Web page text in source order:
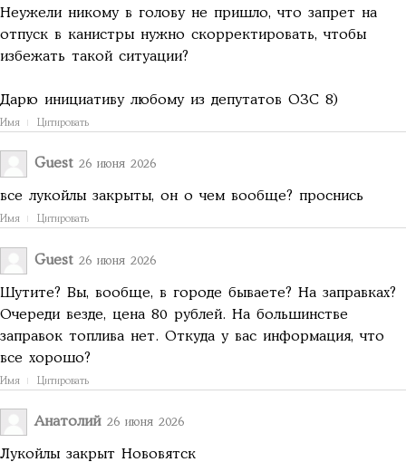
Неужели никому в голову не пришло, что запрет на
отпуск в канистры нужно скорректировать, чтобы
избежать такой ситуации?
Дарю инициативу любому из депутатов ОЗС 8)
Имя Цитировать
Guest 26 июня 2026
все лукойлы закрыты, он о чем вообще? проснись
Имя Цитировать
Guest 26 июня 2026
Шутите? Вы, вообще, в городе бываете? На заправках?
Очереди везде, цена 80 рублей. На большинстве
заправок топлива нет. Откуда у вас информация, что
все хорошо?
Имя Цитировать
Анатолий 26 июня 2026
Лукойлы закрыт Нововятск